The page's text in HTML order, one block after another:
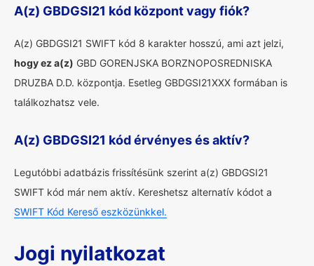
A(z) GBDGSI21 kód központ vagy fiók?
A(z) GBDGSI21 SWIFT kód 8 karakter hosszú, ami azt jelzi,
hogy ez a(z) GBD GORENJSKA BORZNOPOSREDNISKA
DRUZBA D.D. központja. Esetleg GBDGSI21XXX formában is
találkozhatsz vele.
A(z) GBDGSI21 kód érvényes és aktív?
Legutóbbi adatbázis frissítésünk szerint a(z) GBDGSI21
SWIFT kód már nem aktív. Kereshetsz alternatív kódot a
SWIFT Kód Kereső eszközünkkel.
Jogi nyilatkozat